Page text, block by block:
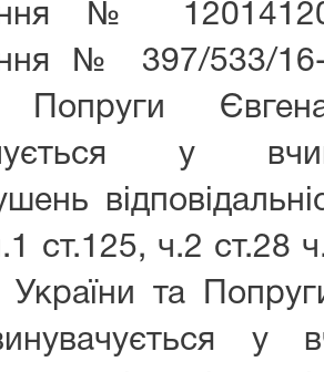
№
№ 397/533/
Попруги
у
ст.125, ч.2 ст.28
України та
у